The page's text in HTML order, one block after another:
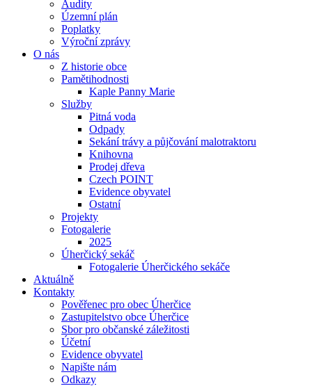
Audity
Územní plán
Poplatky
Výroční zprávy
O nás
Z historie obce
Pamětihodnosti
Kaple Panny Marie
Služby
Pitná voda
Odpady
Se­ká­ní trá­vy a půjčování ma­lo­trak­to­ru
Knihovna
Prodej dřeva
Czech POINT
Evidence obyvatel
Ostatní
Projekty
Fotogalerie
2025
Úherčický sekáč
Fotogalerie Úherčického sekáče
Aktuálně
Kontakty
Pověřenec pro obec Úherčice
Zastupitelstvo obce Úherčice
Sbor pro ob­čan­ské zá­le­ži­to­sti
Účetní
Evidence obyvatel
Napište nám
Odkazy